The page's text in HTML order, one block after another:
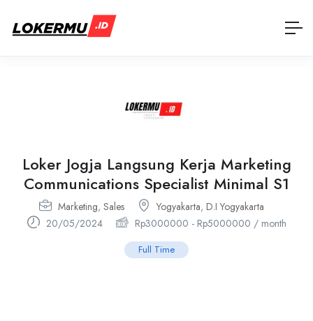
Loker Jogja Langsung Kerja Marketing
Communications Specialist Minimal S1
Marketing, Sales Yogyakarta, D.I Yogyakarta
20/05/2024
Rp3000000 - Rp5000000 / month
Full Time